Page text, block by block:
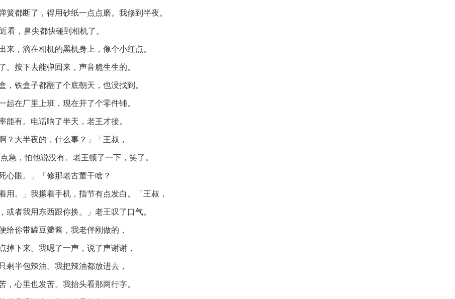
都断了，得用砂纸一点点磨。我修到半夜。
看，鼻尖都快碰到相机了。
，滴在相机的黑机身上，像个小红点。
按下去能弹回来，声音脆生生的。
铁盒子都翻了个底朝天，也没找到。
在厂里上班，现在开了个零件铺。
有。电话响了半天，老王才接。
？大半夜的，什么事？」「王叔，
急，怕他说没有。老王顿了一下，笑了。
心眼。」「修那老古董干啥？
。」我攥着手机，指节有点发白。「王叔，
者我用东西跟你换。」老王叹了口气。
给你带罐豆瓣酱，我老伴刚做的，
掉下来。我嗯了一声，说了声谢谢，
剩半包辣油。我把辣油都放进去，
，心里也发苦。我抬头看那两行字。